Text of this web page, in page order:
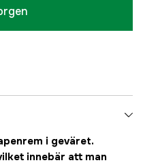
i geväret.
innebär att man